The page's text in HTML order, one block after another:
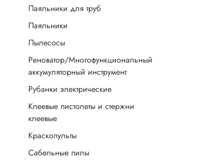
Паяльники для труб
Паяльники
Пылесосы
Реноватор/Многофункциональный
аккумуляторный инструмент
Рубанки электрические
Клеевые пистолеты и стержни
клеевые
Краскопульты
Сабельные пилы